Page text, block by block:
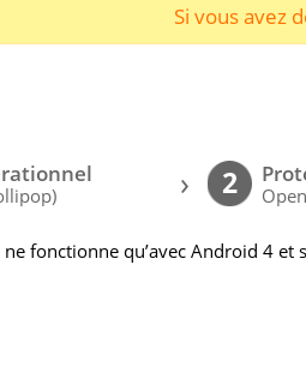
Si vous avez
› 2
fonctionne qu’avec Android 4 et